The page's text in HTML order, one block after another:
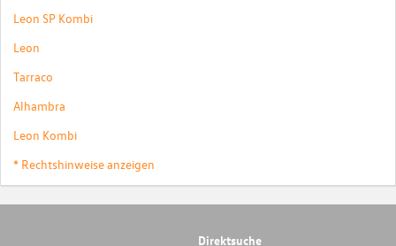
Leon SP Kombi
Leon
Tarraco
Alhambra
Leon Kombi
* Rechtshinweise anzeigen
Direktsuche